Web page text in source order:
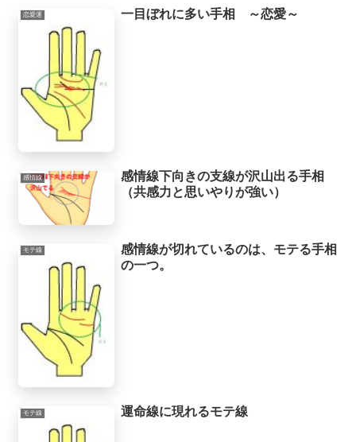
恋愛運 一目ぼれに多い手相 ～恋愛～
感情線
感情線下向きの支線が沢山出る手相
（共感力と思いやりが強い）
モテ線
感情線が切れているのは、モテる手相
の一つ。
モテ線 運命線に現れるモテ線